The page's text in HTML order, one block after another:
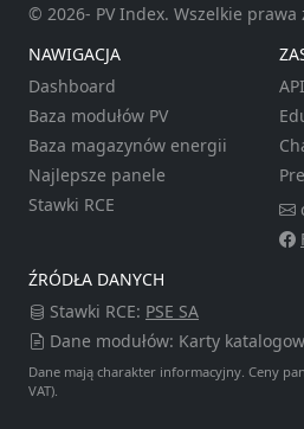
© 2026- PV Index. Wszelkie prawa
NAWIGACJA
Dashboard
Baza modułów PV
Baza magazynów energii
Najlepsze panele
Stawki RCE
API
ŹRÓDŁA DANYCH
Stawki RCE: PSE SA
Dane modułów: Karty
Dane mają charakter informacyjny. Ceny
VAT).